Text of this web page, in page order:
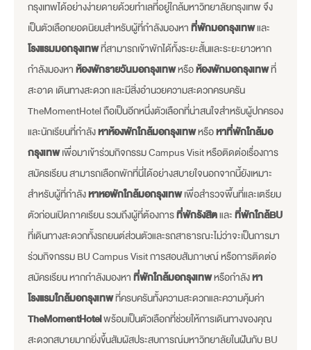
กรุงเทพได้อย่างง่ายดายด้วยทำเลที่อยู่ใกล้มหาวิทยาลัยกรุงเทพ จึง
เป็นตัวเลือกยอดนิยมสำหรับผู้ที่กำลังมองหาที่พักมอกรุงเทพและ
โรงแรมมอกรุงเทพที่สามารถเข้าพักได้ทั้งระยะสั้นและระยะยาวหาก
กำลังมองหาห้องพักรายวันมอกรุงเทพหรือห้องพักมอกรุงเทพที่
สะอาด เดินทางสะดวก และมีสิ่งอำนวยความสะดวกครบครัน
TheMomentHotel ถือเป็นอีกหนึ่งตัวเลือกที่น่าสนใจสำหรับผู้ปกครอง
และนักเรียนที่กำลังหาห้องพักใกล้มอกรุงเทพหรือหาที่พักใกล้มอ
กรุงเทพเพื่อมาเข้าร่วมกิจกรรม Campus Visit หรือติดต่อเรื่องการ
สมัครเรียน สามารถเลือกพักที่นี่ได้อย่างสบายใจนอกจากนี้ยังเหมาะ
สำหรับผู้ที่กำลังหาหอพักใกล้มอกรุงเทพเพื่อสำรวจพื้นที่และเตรียม
ตัวก่อนเปิดภาคเรียน รวมถึงผู้ที่ต้องการที่พักรังสิตและที่พักใกล้BU
ที่เดินทางสะดวกทั้งรถยนต์ส่วนตัวและรถสาธารณะไม่ว่าจะเป็นการมา
ร่วมกิจกรรม BU Campus Visit การสอบสัมภาษณ์ หรือการติดต่อ
สมัครเรียน หากกำลังมองหาที่พักใกล้มอกรุงเทพหรือกำลังหา
โรงแรมใกล้มอกรุงเทพที่ครบครันทั้งความสะดวกและความคุ้มค่า
TheMomentHotelพร้อมเป็นตัวเลือกที่ช่วยให้การเดินทางของคุณ
สะดวกสบายมากยิ่งขึ้นสัมผัสประสบการณ์มหาวิทยาลัยในฝันกับ BU